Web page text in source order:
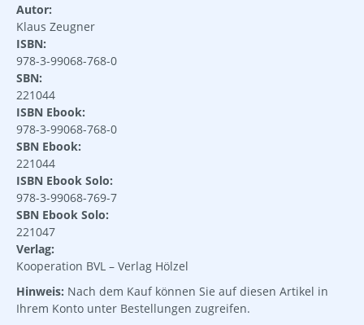
Autor:
Klaus Zeugner
ISBN:
978-3-99068-768-0
SBN:
221044
ISBN Ebook:
978-3-99068-768-0
SBN Ebook:
221044
ISBN Ebook Solo:
978-3-99068-769-7
SBN Ebook Solo:
221047
Verlag:
Kooperation BVL – Verlag Hölzel
Hinweis: Nach dem Kauf können Sie auf diesen Artikel in
Ihrem Konto unter Bestellungen zugreifen.